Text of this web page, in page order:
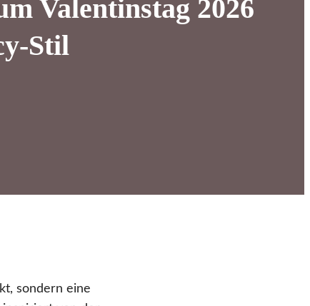
Valentinstag 2026
Stil
sondern eine